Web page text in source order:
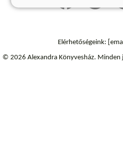
Elérhetőségeink:
© 2026 Alexandra Könyvesház. Minden